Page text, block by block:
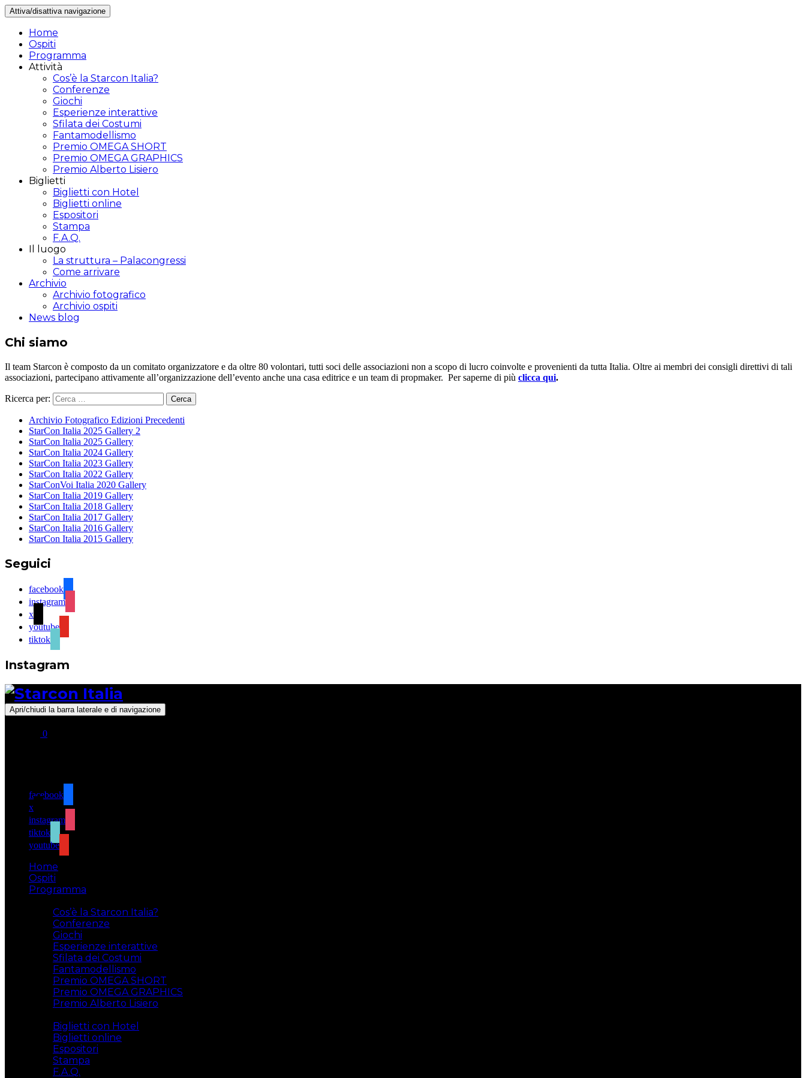
Attiva/disattiva navigazione
Home
Ospiti
Programma
Attività
Cos’è la Starcon Italia?
Conferenze
Giochi
Esperienze interattive
Sfilata dei Costumi
Fantamodellismo
Premio OMEGA SHORT
Premio OMEGA GRAPHICS
Premio Alberto Lisiero
Biglietti
Biglietti con Hotel
Biglietti online
Espositori
Stampa
F.A.Q.
Il luogo
La struttura – Palacongressi
Come arrivare
Archivio
Archivio fotografico
Archivio ospiti
News blog
Chi siamo
Il team Starcon è composto da un comitato organizzatore e da oltre 80 volontari, tutti soci delle associazioni non a scopo di lucro coinvolte e provenienti da tutta Italia. Oltre ai membri dei consigli direttivi di tali
associazioni, partecipano attivamente all’organizzazione dell’evento anche una casa editrice e un team di propmaker. Per saperne di più clicca qui.
Ricerca per:
Archivio Fotografico Edizioni Precedenti
StarCon Italia 2025 Gallery 2
StarCon Italia 2025 Gallery
StarCon Italia 2024 Gallery
StarCon Italia 2023 Gallery
StarCon Italia 2022 Gallery
StarConVoi Italia 2020 Gallery
StarCon Italia 2019 Gallery
StarCon Italia 2018 Gallery
StarCon Italia 2017 Gallery
StarCon Italia 2016 Gallery
StarCon Italia 2015 Gallery
Seguici
facebook
instagram
x
youtube
tiktok
Instagram
Apri/chiudi la barra laterale e di navigazione
0
facebook
x
instagram
tiktok
youtube
Home
Ospiti
Programma
Cos’è la Starcon Italia?
Conferenze
Giochi
Esperienze interattive
Sfilata dei Costumi
Fantamodellismo
Premio OMEGA SHORT
Premio OMEGA GRAPHICS
Premio Alberto Lisiero
Biglietti con Hotel
Biglietti online
Espositori
Stampa
F.A.Q.